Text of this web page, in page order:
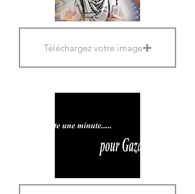
Téléchargez votre image